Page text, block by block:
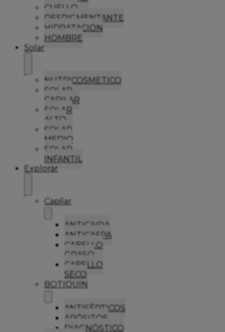
CUELLO
DESPIGMENTANTE
HIDRATACION
HOMBRE
Solar
NUTRICOSMETICO
SOLAR
CAPILAR
SOLAR
ALTO
SOLAR
MEDIO
SOLAR
INFANTIL
Explorar
Capilar
ANTICAIDA
ANTICASPA
CABELLO
GRASO
CABELLO
SECO
BOTIQUIN
ANTISÉPTICOS
APÓSITOS
DIAGNÓSTICO